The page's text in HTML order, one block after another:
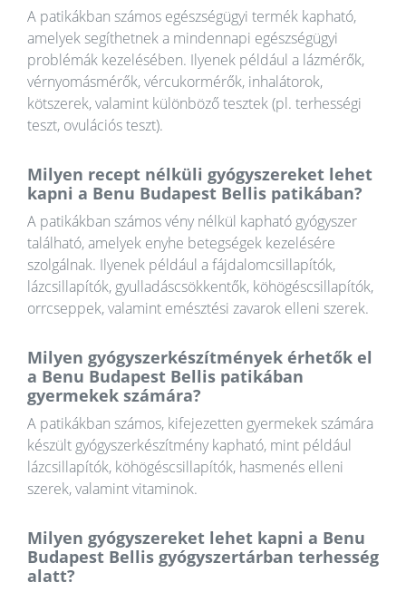
A patikákban számos egészségügyi termék kapható,
amelyek segíthetnek a mindennapi egészségügyi
problémák kezelésében. Ilyenek például a lázmérők,
vérnyomásmérők, vércukormérők, inhalátorok,
kötszerek, valamint különböző tesztek (pl. terhességi
teszt, ovulációs teszt).
Milyen recept nélküli gyógyszereket lehet
kapni a Benu Budapest Bellis patikában?
A patikákban számos vény nélkül kapható gyógyszer
található, amelyek enyhe betegségek kezelésére
szolgálnak. Ilyenek például a fájdalomcsillapítók,
lázcsillapítók, gyulladáscsökkentők, köhögéscsillapítók,
orrcseppek, valamint emésztési zavarok elleni szerek.
Milyen gyógyszerkészítmények érhetők el
a Benu Budapest Bellis patikában
gyermekek számára?
A patikákban számos, kifejezetten gyermekek számára
készült gyógyszerkészítmény kapható, mint például
lázcsillapítók, köhögéscsillapítók, hasmenés elleni
szerek, valamint vitaminok.
Milyen gyógyszereket lehet kapni a Benu
Budapest Bellis gyógyszertárban terhesség
alatt?